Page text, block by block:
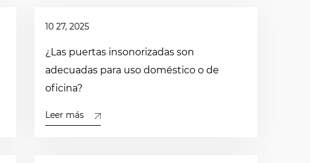
10 27, 2025
¿Las puertas insonorizadas son
adecuadas para uso doméstico o de
oficina?
Leer más